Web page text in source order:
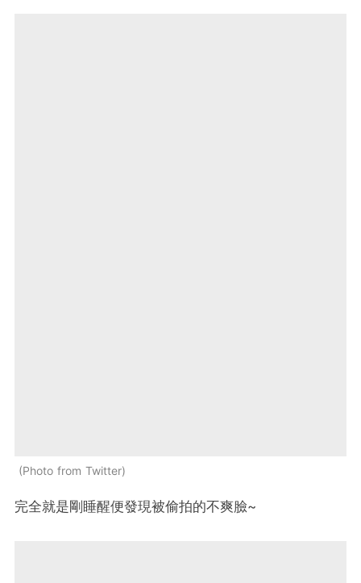
Photo from Twitter
完全就是剛睡醒便發現被偷拍的不爽臉~